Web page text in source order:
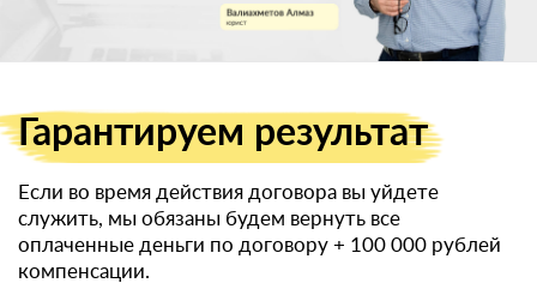
Гарантируем результат
Если во время действия договора вы уйдете
служить, мы обязаны будем вернуть все
оплаченные деньги по договору + 100 000 рублей
компенсации.